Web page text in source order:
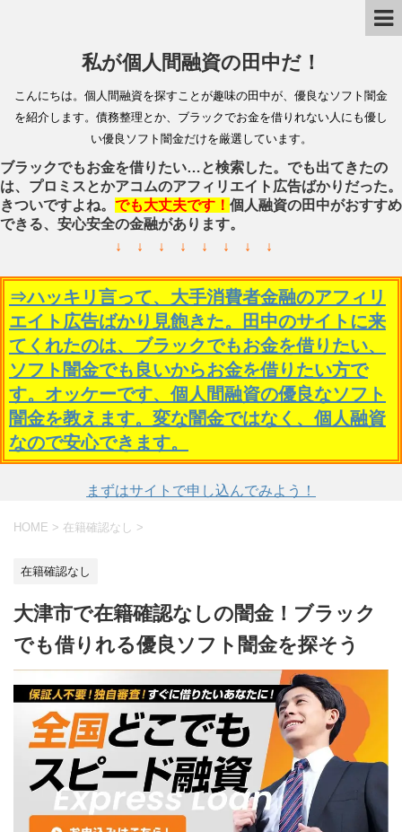
私が個人間融資の田中だ！
こんにちは。個人間融資を探すことが趣味の田中が、優良なソフト闇金
を紹介します。債務整理とか、ブラックでお金を借りれない人にも優し
い優良ソフト闇金だけを厳選しています。
ブラックでもお金を借りたい…と検索した。でも出てきたの
は、プロミスとかアコムのアフィリエイト広告ばかりだった。
きついですよね。 でも大丈夫です！ 個人融資の田中がおすすめ
できる、安心安全の金融があります。
↓ ↓ ↓ ↓ ↓ ↓ ↓ ↓
⇒ハッキリ言って、大手消費者金融のアフィリ
エイト広告ばかり見飽きた。田中のサイトに来
てくれたのは、ブラックでもお金を借りたい、
ソフト闇金でも良いからお金を借りたい方で
す。オッケーです、個人間融資の優良なソフト
闇金を教えます。変な闇金ではなく、個人融資
なので安心できます。
まずはサイトで申し込んでみよう！
HOME > 在籍確認なし >
在籍確認なし
大津市で在籍確認なしの闇金！ブラック
でも借りれる優良ソフト闇金を探そう